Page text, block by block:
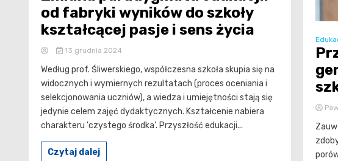
od fabryki wyników do szkoły
kształcącej pasje i sens życia
13 grudnia 2024
Według prof. Śliwerskiego, współczesna szkoła skupia się na
widocznych i wymiernych rezultatach (proces oceniania i
selekcjonowania uczniów), a wiedza i umiejętności stają się
jedynie celem zajęć dydaktycznych. Kształcenie nabiera
charakteru 'czystego środka’. Przyszłość edukacji...
Czytaj dalej